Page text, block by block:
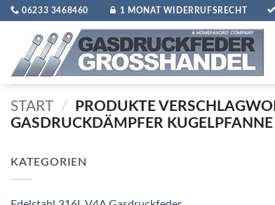
Zum
springen
06233 3468460 1 MONAT WIDERRUFSRECHT
START /
PRODUKTE
GASDRUCKDÄMPFER
KATEGORIEN